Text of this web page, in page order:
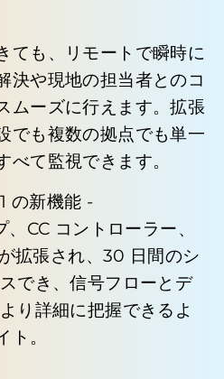
ても、リモートで瞬時に
決や現地の担当者とのコ
ムーズに行えます。拡張
でも複数の拠点でも単一
て監視できます。
の新機能 -
、CC コントローラー、
拡張され、30 日間のシ
でき、信号フローとデ
り詳細に把握できるよ
。